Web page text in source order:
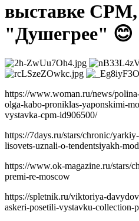
выставке
"Душегрее" 😊
https://www.woman.ru/news/
olga-kabo-proniklas-yaponskimi-
vystavka-cpm-id906500/
https://7days.ru/stars/chronic/
lisovets-uznali-o-tendentsiyakh-
https://www.ok-magazine.ru/stars/
premi-re-moscow
https://spletnik.ru/viktoriya-
askeri-posetili-vystavku-collection-